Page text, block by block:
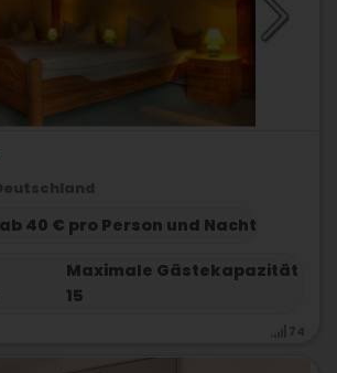
ab 40 € pro Person und Nacht
Maximale Gästekapazität
15